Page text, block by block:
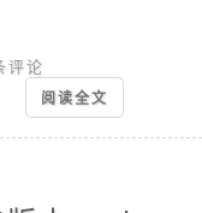
评论
阅读全文